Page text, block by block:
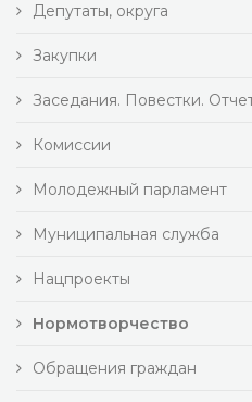
Депутаты, округа
Закупки
Заседания. Повестки.
Комиссии
Молодежный парламент
Муниципальная служба
Нацпроекты
Нормотворчество
Обращения граждан